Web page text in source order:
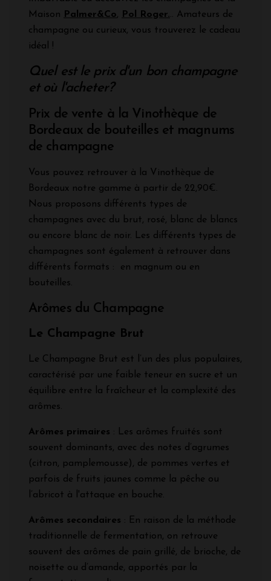
Maison
Palmer&Co, Pol Roger... Amateurs de
champagne ou curieux, vous trouverez le cadeau
idéal !
Quel est le prix d'un bon champagne
et où l'acheter?
Prix de vente à la Vinothèque de
Bordeaux de bouteilles et magnums
de champagne
Vous pouvez retrouver à la Vinothèque de
Bordeaux notre gamme à partir de 22,90€.
Nous proposons différents types de
champagnes avec du brut, rosé, blanc de blancs
ou encore blanc de noir. Les différents types de
champagnes sont également à retrouver dans
différents formats : en magnum ou en
bouteilles.
Arômes du Champagne
Le Champagne Brut
Le Champagne Brut est l’un des plus populaires,
caractérisé par une faible teneur en sucre et un
équilibre entre la fraîcheur et la complexité des
arômes.
Arômes primaires : Les arômes fruités sont
souvent dominants, avec des notes d’agrumes
(citron, pamplemousse), de pommes vertes et
parfois de fruits jaunes comme la pêche ou
l’abricot à l'attaque en bouche.
Arômes secondaires : En raison de la méthode
traditionnelle de fermentation, on retrouve
souvent des arômes de pain grillé, de brioche, de
noisette ou d’amande, apportés par la